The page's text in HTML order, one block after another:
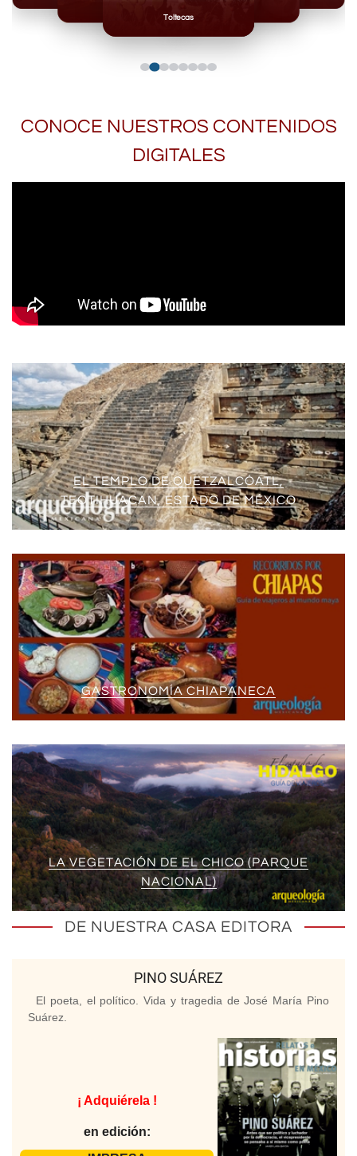
Toltecas
CONOCE NUESTROS CONTENIDOS
DIGITALES
EL TEMPLO DE QUETZALCÓATL,
TEOTIHUACAN, ESTADO DE MÉXICO
GASTRONOMÍA CHIAPANECA
LA VEGETACIÓN DE EL CHICO (PARQUE
NACIONAL)
DE NUESTRA CASA EDITORA
PINO SUÁREZ
El poeta, el político. Vida y tragedia de José María Pino
Suárez.
¡ Adquiérela !
en edición: